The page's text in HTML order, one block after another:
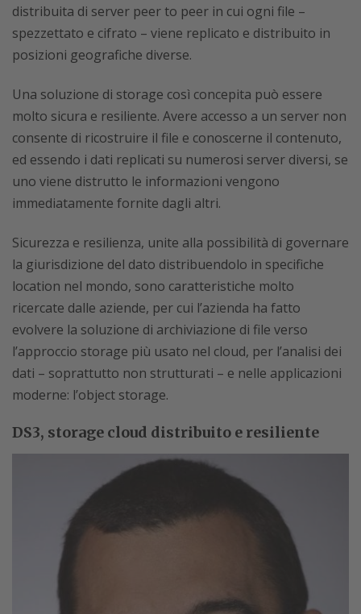
distribuita di server peer to peer in cui ogni file –
spezzettato e cifrato – viene replicato e distribuito in
posizioni geografiche diverse.
Una soluzione di storage così concepita può essere
molto sicura e resiliente. Avere accesso a un server non
consente di ricostruire il file e conoscerne il contenuto,
ed essendo i dati replicati su numerosi server diversi, se
uno viene distrutto le informazioni vengono
immediatamente fornite dagli altri.
Sicurezza e resilienza, unite alla possibilità di governare
la giurisdizione del dato distribuendolo in specifiche
location nel mondo, sono caratteristiche molto
ricercate dalle aziende, per cui l’azienda ha fatto
evolvere la soluzione di archiviazione di file verso
l’approccio storage più usato nel cloud, per l’analisi dei
dati – soprattutto non strutturati – e nelle applicazioni
moderne: l’object storage.
DS3, storage cloud distribuito e resiliente